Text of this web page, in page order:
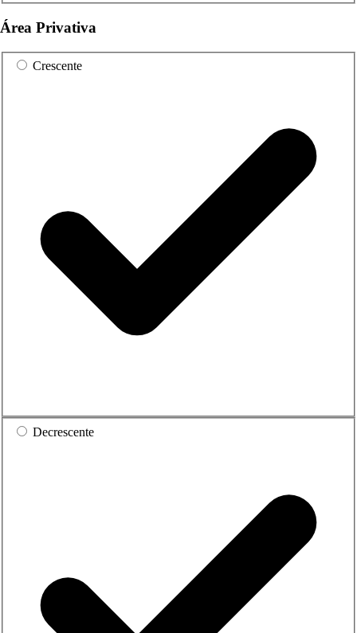
Área Privativa
Crescente
Decrescente